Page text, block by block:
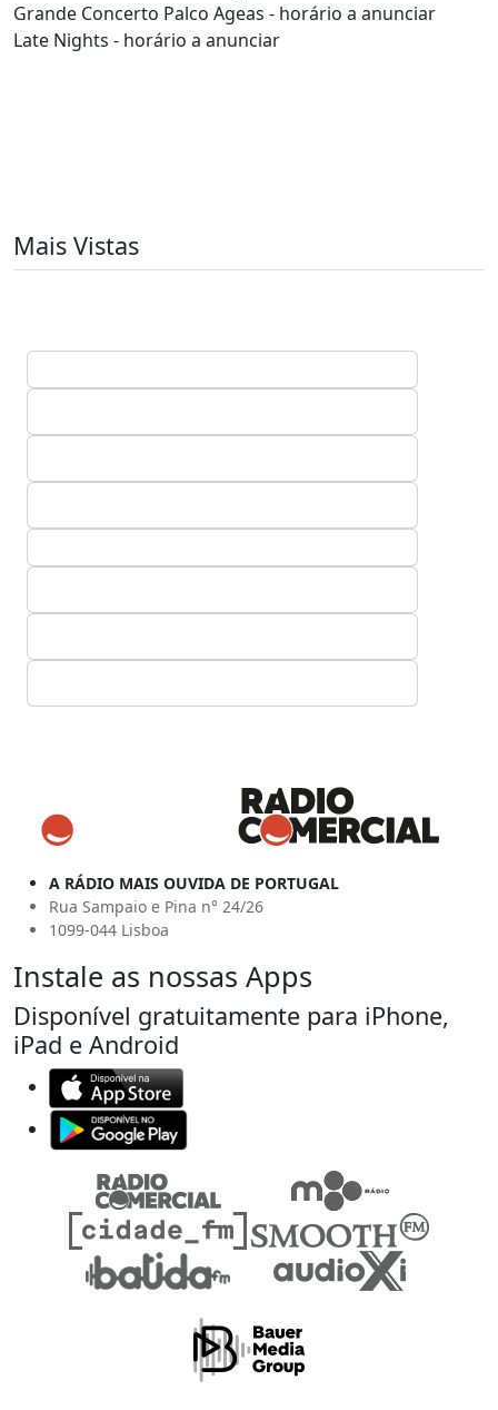
Grande Concerto Palco Ageas - horário a anunciar
Late Nights - horário a anunciar
Mais Vistas
A RÁDIO MAIS OUVIDA DE PORTUGAL
Rua Sampaio e Pina n° 24/26
1099-044 Lisboa
Instale as nossas Apps
Disponível gratuitamente para iPhone,
iPad e Android